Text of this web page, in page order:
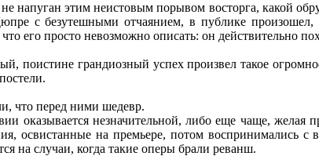
напуган этим неистовым порывом восторга, какой
с безутешными отчаянием, в публике
его просто невозможно описать: он действительно
поистине грандиозный успех произвел такое
что перед ними шедевр.
оказывается незначительной, либо еще чаще, желая
освистанные на премьере, потом воспринимались
на случаи, когда такие оперы брали реванш.